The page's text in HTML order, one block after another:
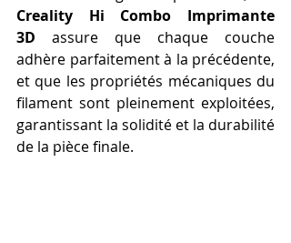
Creality Hi Combo Imprimante
3D assure que chaque couche
adhère parfaitement à la précédente,
et que les propriétés mécaniques du
filament sont pleinement exploitées,
garantissant la solidité et la durabilité
de la pièce finale.